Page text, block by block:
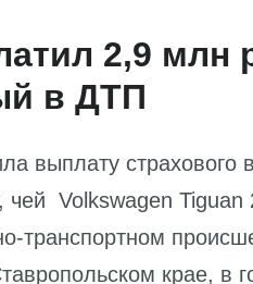
2,9 млн
в ДТП
выплату
чей Volkswagen
транспортном
крае, в